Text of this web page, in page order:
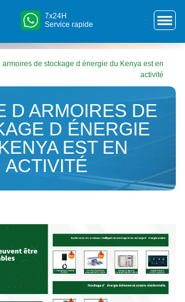
7x24H
Service rapide
armoires de stockage d énergie du Kenya est en
activité
D ARMOIRES DE
D ÉNERGIE
EST EN
ACTIVITÉ